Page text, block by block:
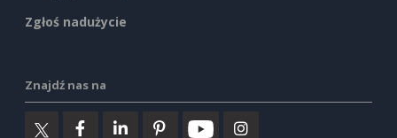
Zgłoś nadużycie
Znajdź nas na